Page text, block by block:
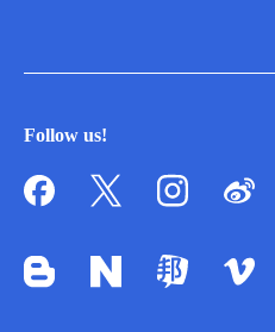
Follow us!